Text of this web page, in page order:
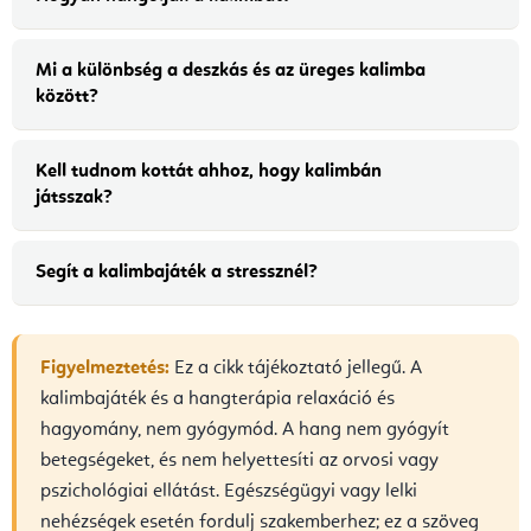
Mi a különbség a deszkás és az üreges kalimba
között?
Kell tudnom kottát ahhoz, hogy kalimbán
játsszak?
Segít a kalimbajáték a stressznél?
Figyelmeztetés: Ez a cikk tájékoztató jellegű. A
kalimbajáték és a hangterápia relaxáció és
hagyomány, nem gyógymód. A hang nem gyógyít
betegségeket, és nem helyettesíti az orvosi vagy
pszichológiai ellátást. Egészségügyi vagy lelki
nehézségek esetén fordulj szakemberhez; ez a szöveg